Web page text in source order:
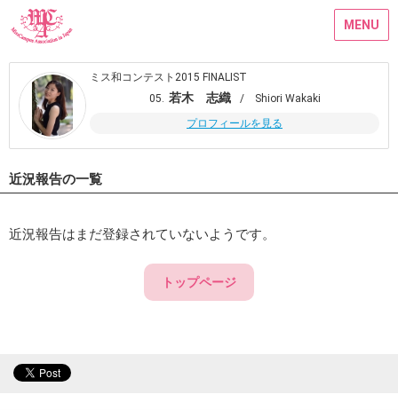
MENU
ミス和コンテスト2015 FINALIST
05. 若木 志織
/ Shiori Wakaki
プロフィールを見る
近況報告の一覧
近況報告はまだ登録されていないようです。
トップページ